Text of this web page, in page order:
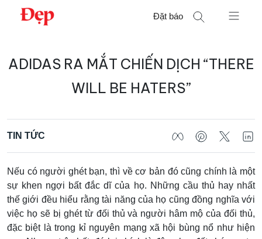
Chuyển
Đặt báo
kiếm
ADIDAS RA MẮT CHIẾN DỊCH “THERE
WILL BE HATERS”
TIN TỨC
Nếu có người ghét bạn, thì về cơ bản đó cũng chính là một
sự khen ngợi bất đắc dĩ của họ. Những cầu thủ hay nhất
thế giới đều hiểu rằng tài năng của họ cũng đồng nghĩa với
việc họ sẽ bị ghét từ đối thủ và người hâm mộ của đối thủ,
đặc biệt là trong kỉ nguyên mạng xã hội bùng nổ như hiện